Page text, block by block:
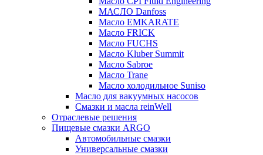
МАСЛО Danfoss
Масло EMKARATE
Масло FRICK
Масло FUCHS
Масло Kluber Summit
Масло Sabroe
Масло Trane
Масло холодильное Suniso
Масло для вакуумных насосов
Смазки и масла reinWell
Отраслевые решения
Пищевые смазки ARGO
Автомобильные смазки
Универсальные смазки